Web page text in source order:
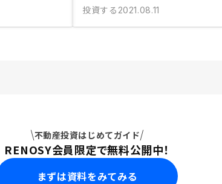
投資する 2021.08.11
不動産投資はじめてガイド
RENOSY会員限定で無料公開中！
まずは資料をみてみる